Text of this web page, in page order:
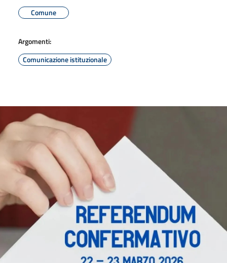
Comune
Argomenti:
Comunicazione istituzionale